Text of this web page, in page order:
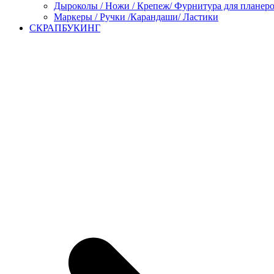
Дыроколы / Ножи / Крепеж/ Фурнитура для
Маркеры / Ручки /Карандаши/ Ластики
СКРАПБУКИНГ